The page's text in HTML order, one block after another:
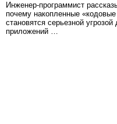
Инженер-программист
почему накопленные
становятся серьезной угрозой
приложений …